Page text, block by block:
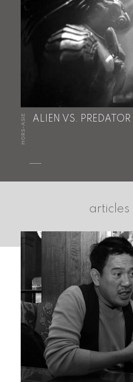
HORS-ASIE ALIEN VS. PREDATOR
articles